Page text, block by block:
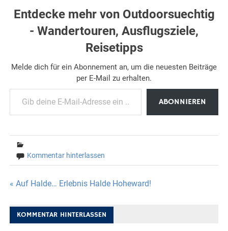
Entdecke mehr von Outdoorsuechtig
- Wandertouren, Ausflugsziele,
Reisetipps
Melde dich für ein Abonnement an, um die neuesten Beiträge
per E-Mail zu erhalten.
Gib deine E-Mail-Adresse ein ...
ABONNIEREN
Kommentar hinterlassen
Beitragsnavigation
« Auf Halde… Erlebnis Halde Hoheward!
KOMMENTAR HINTERLASSEN